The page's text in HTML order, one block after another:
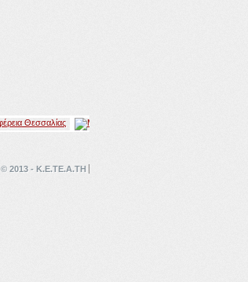
© 2013 - K.E.TE.A.TH